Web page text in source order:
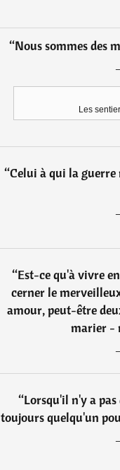
“Nous sommes des
Les
“Celui à qui la
“Est-ce qu'à vivre
cerner le
amour, peut-être
marier -
“Lorsqu'il n'y a
toujours quelqu'un